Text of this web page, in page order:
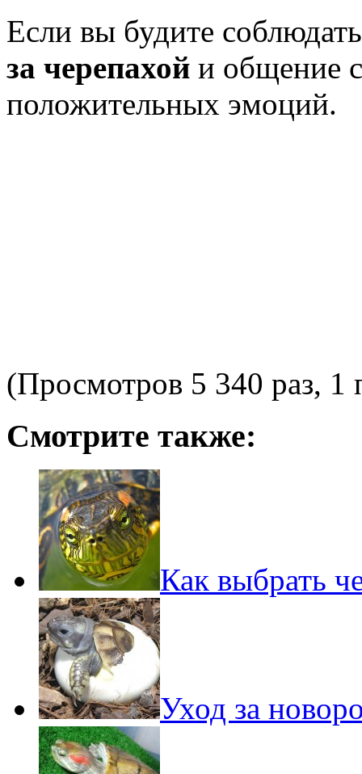
Если вы будите
за черепахой и общение
положительных эмоций.
(Просмотров 5 340 раз, 1
Смотрите также:
Как выбрать
Уход за